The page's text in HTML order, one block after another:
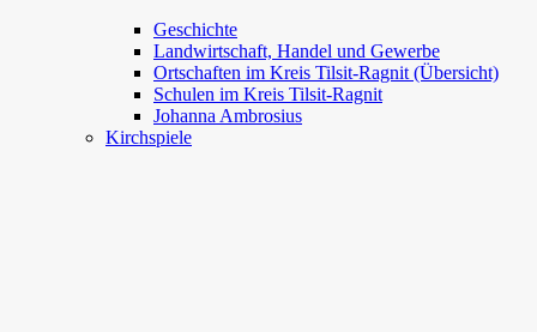
Geschichte
Landwirtschaft, Handel und Gewerbe
Ortschaften im Kreis Tilsit-Ragnit (Übersicht)
Schulen im Kreis Tilsit-Ragnit
Johanna Ambrosius
Kirchspiele